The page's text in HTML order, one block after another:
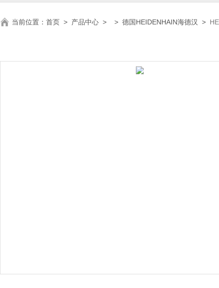
当前位置： 首页 > 产品中心 > > 德国HEIDENHAIN海德汉 >